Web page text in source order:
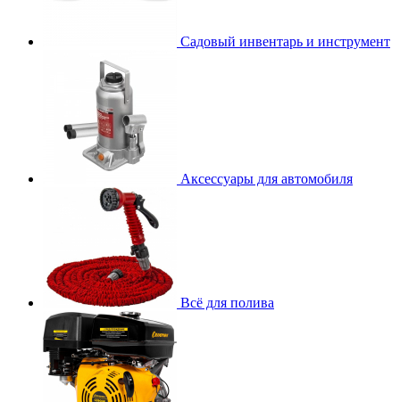
Садовый инвентарь и инструмент
Аксессуары для автомобиля
Всё для полива